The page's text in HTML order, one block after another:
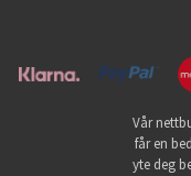
Vår
får en
yte deg